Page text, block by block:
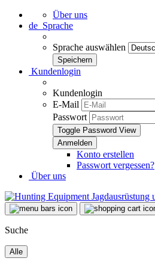
Über uns
de Sprache
Sprache auswählen
Kundenlogin
Kundenlogin
E-Mail
Passwort
Toggle Password View
Konto erstellen
Passwort vergessen?
Über uns
Suche
Alle